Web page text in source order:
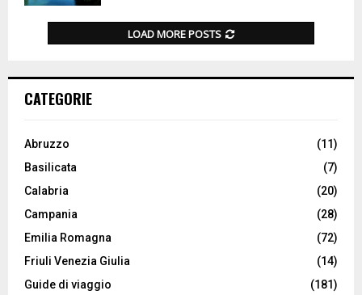
LOAD MORE POSTS
CATEGORIE
Abruzzo
(11)
Basilicata
(7)
Calabria
(20)
Campania
(28)
Emilia Romagna
(72)
Friuli Venezia Giulia
(14)
Guide di viaggio
(181)